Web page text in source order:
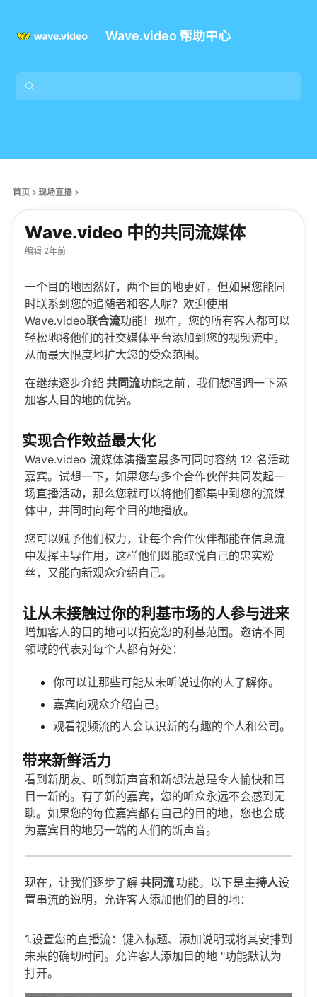
Wave.video 帮助中心
首页 现场直播
Wave.video 中的共同流媒体
编辑 2年前
一个目的地固然好，两个目的地更好，但如果您能同
时联系到您的追随者和客人呢？欢迎使用
Wave.video联合流功能！现在，您的所有客人都可以
轻松地将他们的社交媒体平台添加到您的视频流中，
从而最大限度地扩大您的受众范围。
在继续逐步介绍 共同流功能之前，我们想强调一下添
加客人目的地的优势。
实现合作效益最大化
Wave.video 流媒体演播室最多可同时容纳 12 名活动
嘉宾。试想一下，如果您与多个合作伙伴共同发起一
场直播活动，那么您就可以将他们都集中到您的流媒
体中，并同时向每个目的地播放。
您可以赋予他们权力，让每个合作伙伴都能在信息流
中发挥主导作用，这样他们既能取悦自己的忠实粉
丝，又能向新观众介绍自己。
让从未接触过你的利基市场的人参与进来
增加客人的目的地可以拓宽您的利基范围。邀请不同
领域的代表对每个人都有好处：
你可以让那些可能从未听说过你的人了解你。
嘉宾向观众介绍自己。
观看视频流的人会认识新的有趣的个人和公司。
带来新鲜活力
看到新朋友、听到新声音和新想法总是令人愉快和耳
目一新的。有了新的嘉宾，您的听众永远不会感到无
聊。如果您的每位嘉宾都有自己的目的地，您也会成
为嘉宾目的地另一端的人们的新声音。
现在，让我们逐步了解共同流功能。以下是主持人设
置串流的说明，允许客人添加他们的目的地：
1.设置您的直播流：键入标题、添加说明或将其安排到
未来的确切时间。允许客人添加目的地 "功能默认为
打开。